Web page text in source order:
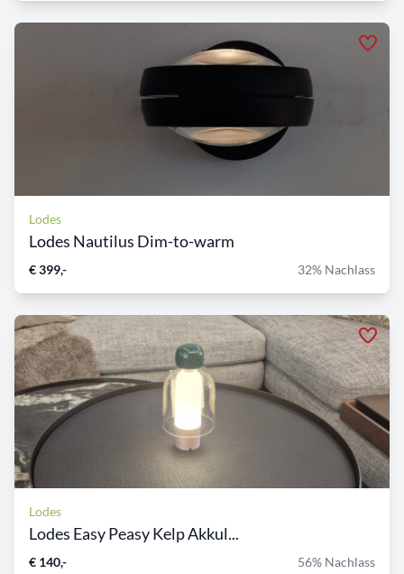
Lodes
Lodes Nautilus Dim-to-warm
€ 399,- 32% Nachlass
Lodes
Lodes Easy Peasy Kelp Akkul...
€ 140,- 56% Nachlass